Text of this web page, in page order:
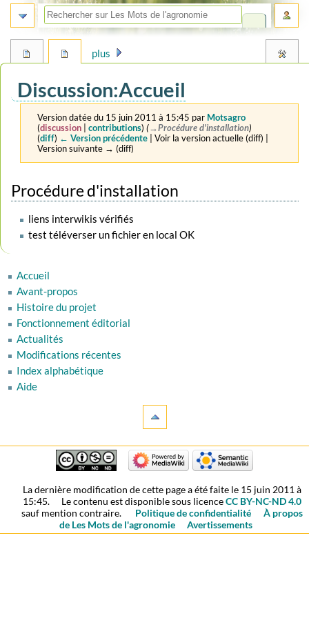
Discussion:Accueil
Version datée du 15 juin 2011 à 15:45 par Motsagro
(discussion |contributions) (→‎Procédure d'installation)
(diff) ← Version précédente | Voir la version actuelle (diff) |
Version suivante → (diff)
Aller
à
Aller
àProcédure d'installation
liens interwikis vérifiés
test téléverser un fichier en local OK
plus
Accueil
Avant-propos
Histoire du projet
Fonctionnement éditorial
Actualités
Modifications récentes
Index alphabétique
Aide
La dernière modification de cette page a été faite le 15 juin 2011 à
15:45.
Le contenu est disponible sous licenceCC BY-NC-ND 4.0
sauf mention contraire.
Politique de confidentialité
À propos
de Les Mots de l'agronomie
Avertissements